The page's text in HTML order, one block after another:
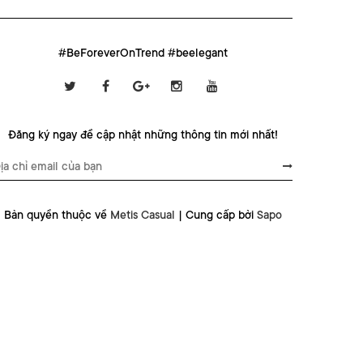
#BeForeverOnTrend #beelegant
Đăng ký ngay để cập nhật những thông tin mới nhất!
Bản quyền thuộc về Metis Casual | Cung cấp bởi Sapo